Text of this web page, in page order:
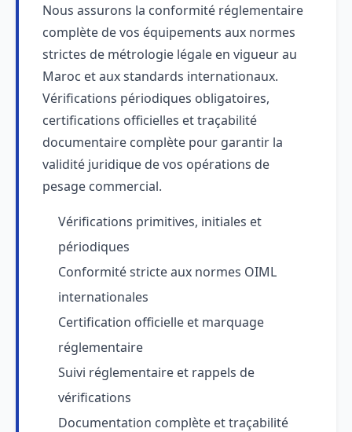
Nous assurons la conformité réglementaire
complète de vos équipements aux normes
strictes de métrologie légale en vigueur au
Maroc et aux standards internationaux.
Vérifications périodiques obligatoires,
certifications officielles et traçabilité
documentaire complète pour garantir la
validité juridique de vos opérations de
pesage commercial.
Vérifications primitives, initiales et
périodiques
Conformité stricte aux normes OIML
internationales
Certification officielle et marquage
réglementaire
Suivi réglementaire et rappels de
vérifications
Documentation complète et traçabilité